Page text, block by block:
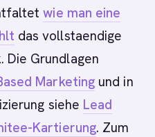
wie man eine
das vollstaendige
Die Grundlagen
Marketing und in
siehe Lead
Kartierung. Zum